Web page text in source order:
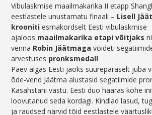
Vibulaskmise maailmakarika II etapp
eestlastele unustamatu finaali – Lisell
krooniti esmakordselt Eesti vibulaskmise
ajaloos maailmakarika etapi võitjaks
venna Robin Jäätmaga võideti
arvestuses pronksmedal!
Päev algas Eesti jaoks suurepäraselt juba
õde-vend Jäätma alustasid segatiimide
Kasahstani vastu. Eesti duo haaras kohe
loovutanud seda kordagi. Kindlad lasud,
ja raudsed närvid tõid eestlastele